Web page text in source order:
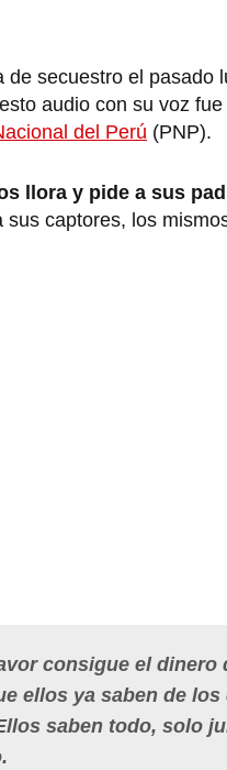
de secuestro el pasado
audio con su voz
del Perú (PNP).
llora y pide a sus
captores, los
consigue el dinero
ellos ya saben de
saben todo, solo